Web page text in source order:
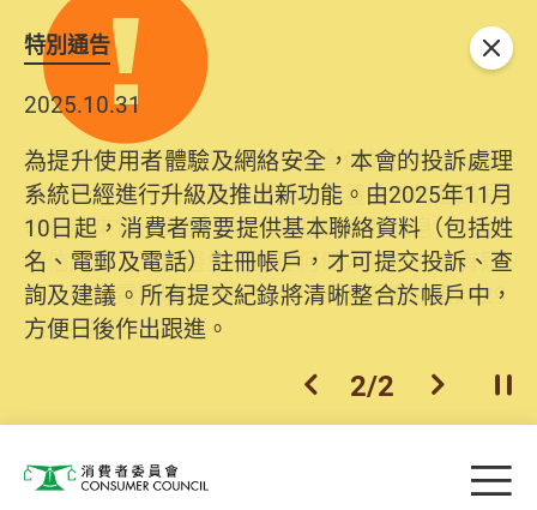
特別通告
2025.10.31
為提升使用者體驗及網絡安全，本會的投訴處理
系統已經進行升級及推出新功能。由2025年11月
10日起，消費者需要提供基本聯絡資料（包括姓
名、電郵及電話）註冊帳戶，才可提交投訴、查
詢及建議。所有提交紀錄將清晰整合於帳戶中，
方便日後作出跟進。
上一個
2/2 下一個開
關閉
消費者委員會 目